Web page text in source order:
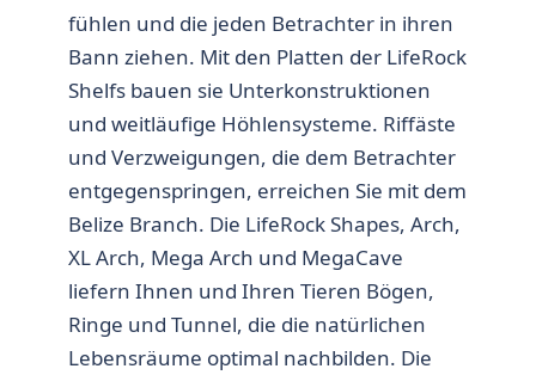
fühlen und die jeden Betrachter in ihren
Bann ziehen. Mit den Platten der LifeRock
Shelfs bauen sie Unterkonstruktionen
und weitläufige Höhlensysteme. Riffäste
und Verzweigungen, die dem Betrachter
entgegenspringen, erreichen Sie mit dem
Belize Branch. Die LifeRock Shapes, Arch,
XL Arch, Mega Arch und MegaCave
liefern Ihnen und Ihren Tieren Bögen,
Ringe und Tunnel, die die natürlichen
Lebensräume optimal nachbilden. Die